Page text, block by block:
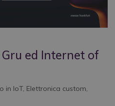
ed Internet of
in IoT, Elettronica custom,